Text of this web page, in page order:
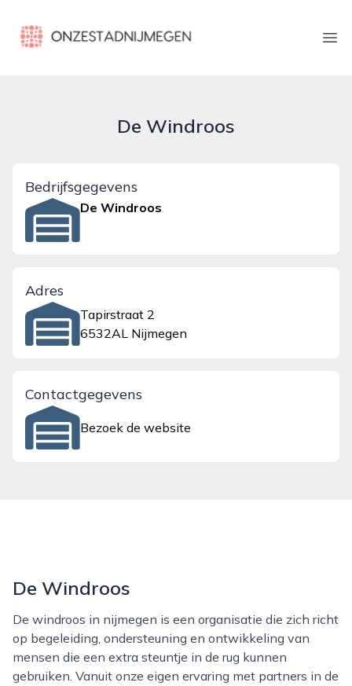
onzestadnijmegen.nl
De Windroos
Bedrijfsgegevens
De Windroos
Adres
Tapirstraat 2
6532AL Nijmegen
Contactgegevens
Bezoek de website
De Windroos
De windroos in nijmegen is een organisatie die zich richt
op begeleiding, ondersteuning en ontwikkeling van
mensen die een extra steuntje in de rug kunnen
gebruiken. Vanuit onze eigen ervaring met partners in de